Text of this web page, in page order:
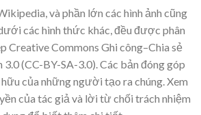
và phần lớn các hình ảnh cũng
các hình thức khác, đều được phân
Creative Commons Ghi công–Chia sẻ
(CC-BY-SA-3.0). Các bản đóng góp
của những người tạo ra chúng. Xem
của tác giả và lời từ chối trách nhiệm